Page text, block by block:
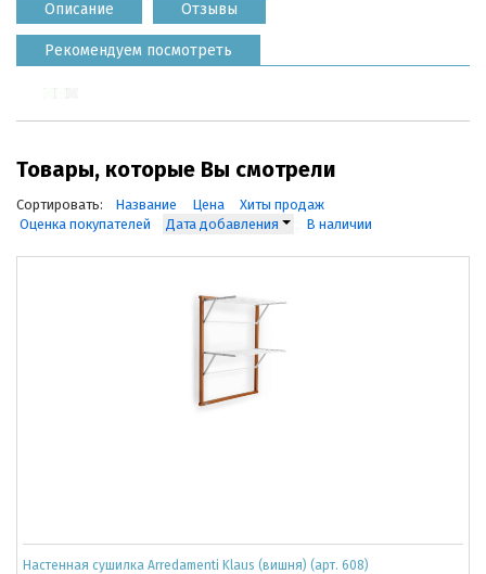
Описание Отзывы
Рекомендуем посмотреть
Товары, которые Вы смотрели
Сортировать: Название Цена
Хиты продаж
Оценка покупателей
Дата добавления В наличии
Настенная сушилка Arredamenti Klaus (вишня) (арт. 608)